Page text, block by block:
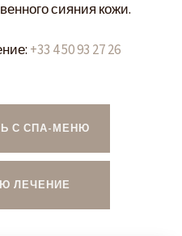
сияния кожи.
+33 4 50 93 27 26
С СПА-МЕНЮ
ЛЕЧЕНИЕ